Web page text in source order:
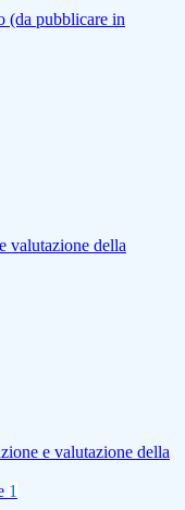
(da pubblicare in
valutazione della
e valutazione della
1